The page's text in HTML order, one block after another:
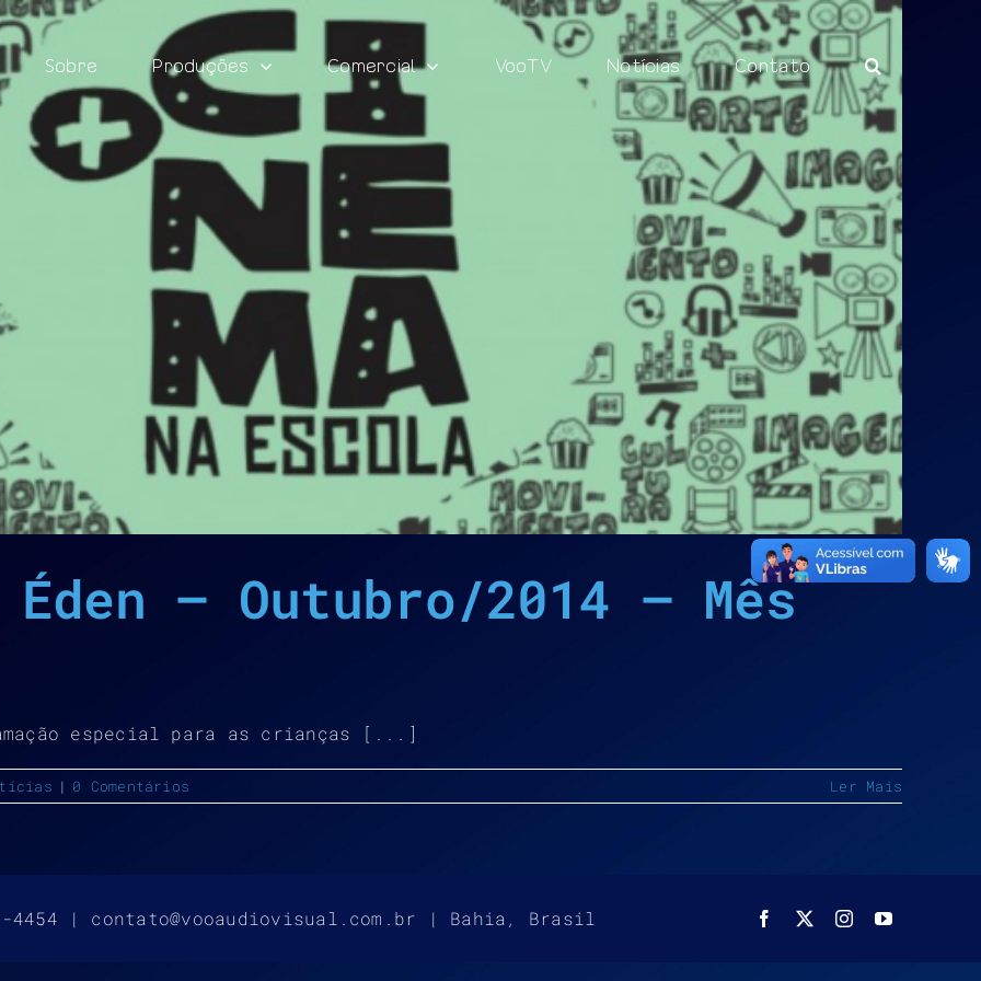
Sobre Produções Comercial VooTV Notícias Contato
– Outubro/2014 – Mês
especial para as crianças [...]
| 0 Comentários Ler Mais
4454 | contato@vooaudiovisual.com.br | Bahia, Brasil